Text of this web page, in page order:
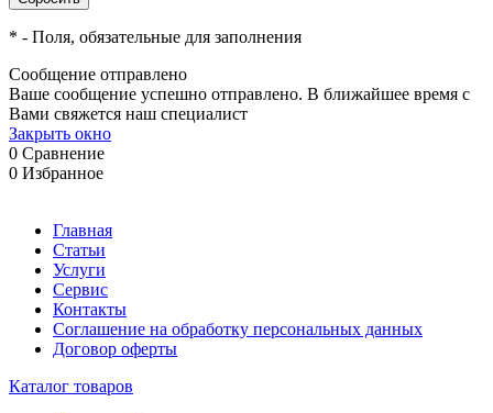
* - Поля, обязательные для заполнения
Сообщение отправлено
Ваше сообщение успешно отправлено. В ближайшее время с
Вами свяжется наш специалист
Закрыть окно
0 Сравнение
0 Избранное
Главная
Статьи
Услуги
Сервис
Контакты
Соглашение на обработку персональных данных
Договор оферты
Каталог товаров